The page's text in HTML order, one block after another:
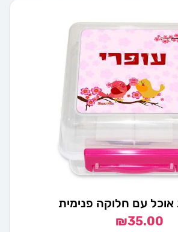
עם חלוקה פנימית
₪35.00